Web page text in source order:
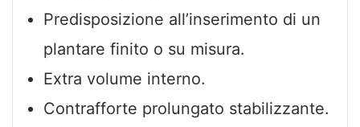
Predisposizione all’inserimento di un
plantare finito o su misura.
Extra volume interno.
Contrafforte prolungato stabilizzante.